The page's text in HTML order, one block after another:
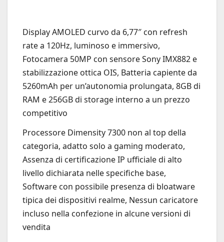
Display AMOLED curvo da 6,77″ con refresh
rate a 120Hz, luminoso e immersivo,
Fotocamera 50MP con sensore Sony IMX882 e
stabilizzazione ottica OIS, Batteria capiente da
5260mAh per un’autonomia prolungata, 8GB di
RAM e 256GB di storage interno a un prezzo
competitivo
Processore Dimensity 7300 non al top della
categoria, adatto solo a gaming moderato,
Assenza di certificazione IP ufficiale di alto
livello dichiarata nelle specifiche base,
Software con possibile presenza di bloatware
tipica dei dispositivi realme, Nessun caricatore
incluso nella confezione in alcune versioni di
vendita